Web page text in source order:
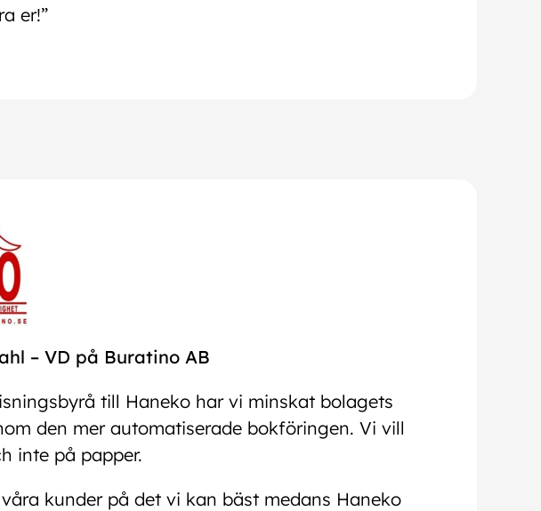
er!”
– VD på Buratino AB
till Haneko har vi minskat bolagets
den mer automatiserade bokföringen. Vi vill
inte på papper.
kunder på det vi kan bäst medans Haneko